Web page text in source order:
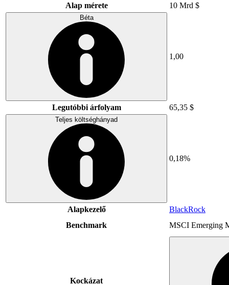
Alap mérete 10 Mrd $
Béta
1,00
Legutóbbi árfolyam 65,35 $
Teljes költséghányad
0,18%
Alapkezelő
BlackRock
Benchmark
MSCI Emerging
Kockázat